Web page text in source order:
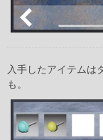
入手したアイテムは
も。